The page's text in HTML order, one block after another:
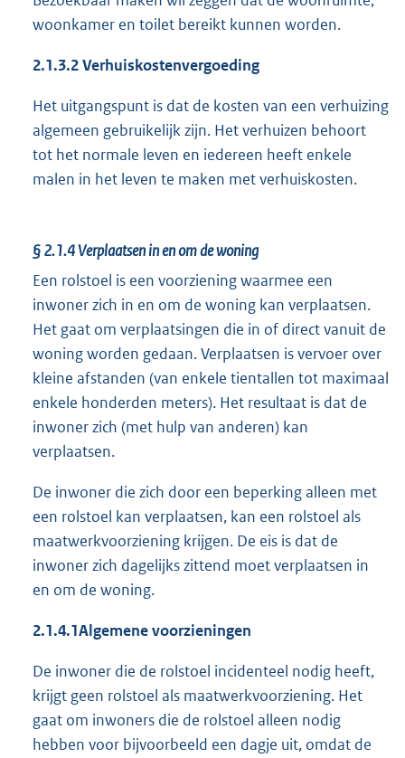
woonkamer en toilet bereikt kunnen worden.
2.1.3.2Verhuiskostenvergoeding
Het uitgangspunt is dat de kosten van een verhuizing
algemeen gebruikelijk zijn. Het verhuizen behoort
tot het normale leven en iedereen heeft enkele
malen in het leven te maken met verhuiskosten.
§ 2.1.4Verplaatsen in en om de woning
Een rolstoel is een voorziening waarmee een
inwoner zich in en om de woning kan verplaatsen.
Het gaat om verplaatsingen die in of direct vanuit de
woning worden gedaan. Verplaatsen is vervoer over
kleine afstanden (van enkele tientallen tot maximaal
enkele honderden meters). Het resultaat is dat de
inwoner zich (met hulp van anderen) kan
verplaatsen.
De inwoner die zich door een beperking alleen met
een rolstoel kan verplaatsen, kan een rolstoel als
maatwerkvoorziening krijgen. De eis is dat de
inwoner zich dagelijks zittend moet verplaatsen in
en om de woning.
2.1.4.1Algemene voorzieningen
De inwoner die de rolstoel incidenteel nodig heeft,
krijgt geen rolstoel als maatwerkvoorziening. Het
gaat om inwoners die de rolstoel alleen nodig
hebben voor bijvoorbeeld een dagje uit, omdat de